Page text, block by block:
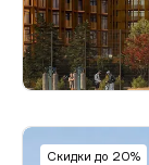
Скидки до 20%